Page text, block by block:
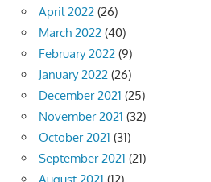
April 2022 (26)
March 2022 (40)
February 2022 (9)
January 2022 (26)
December 2021 (25)
November 2021 (32)
October 2021 (31)
September 2021 (21)